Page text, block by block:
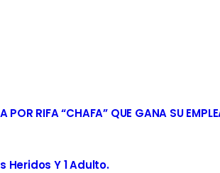
POR RIFA “CHAFA” QUE GANA SU
Heridos Y 1 Adulto.